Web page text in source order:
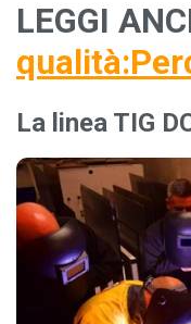
LEGGI
qualità:
La linea TIG